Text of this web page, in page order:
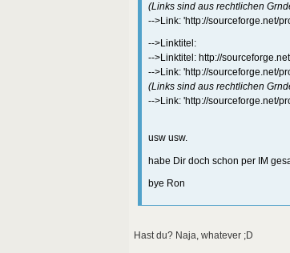
(Links sind aus rechtlichen
-->Link: 'http://sourceforge.net/
-->Linktitel:
-->Linktitel: http://
-->Link: 'http://sourceforge.net/
(Links sind aus rechtlichen
-->Link: 'http://sourceforge.net/
usw usw.
habe Dir doch schon per IM
bye Ron
Hast du? Naja, whatever ;D